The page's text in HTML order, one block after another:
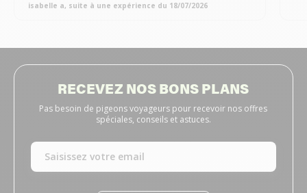
isabelle a, suite à une expérience du 18/07/2026
RECEVEZ NOS BONS PLANS
Pas besoin de pigeons voyageurs pour recevoir nos offres
spéciales, conseils et astuces.